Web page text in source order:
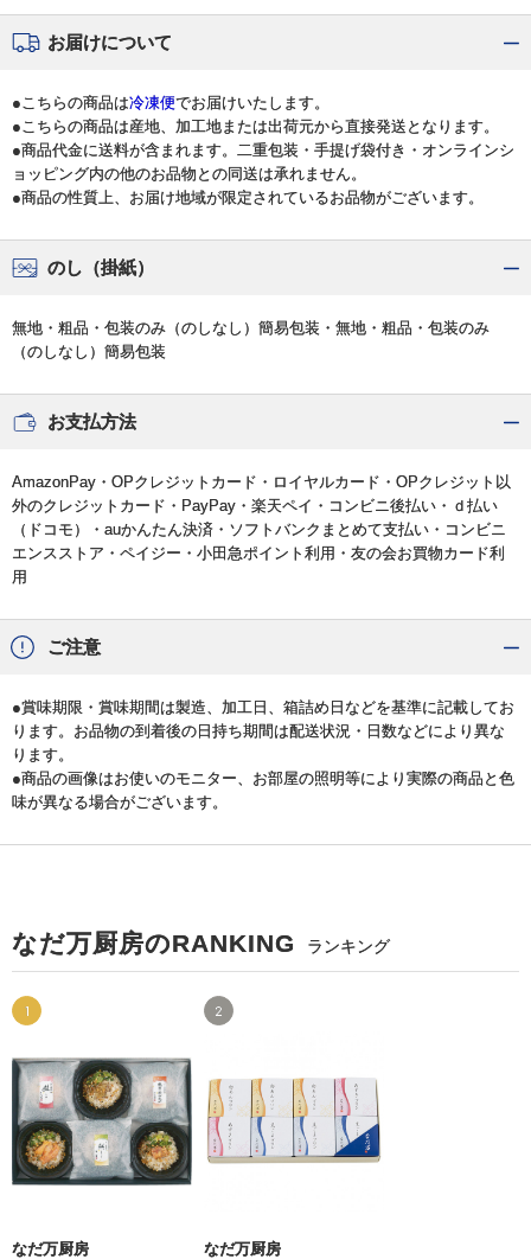
お届けについて
●こちらの商品は冷凍便でお届けいたします。
●こちらの商品は産地、加工地または出荷元から直接発送となります。
●商品代金に送料が含まれます。二重包装・手提げ袋付き・オンラインシ
ョッピング内の他のお品物との同送は承れません。
●商品の性質上、お届け地域が限定されているお品物がございます。
のし（掛紙）
無地・粗品・包装のみ（のしなし）簡易包装・無地・粗品・包装のみ
（のしなし）簡易包装
お支払方法
AmazonPay・OPクレジットカード・ロイヤルカード・OPクレジット以
外のクレジットカード・PayPay・楽天ペイ・コンビニ後払い・ｄ払い
（ドコモ）・auかんたん決済・ソフトバンクまとめて支払い・コンビニ
エンスストア・ペイジー・小田急ポイント利用・友の会お買物カード利
用
ご注意
●賞味期限・賞味期間は製造、加工日、箱詰め日などを基準に記載してお
ります。お品物の到着後の日持ち期間は配送状況・日数などにより異な
ります。
●商品の画像はお使いのモニター、お部屋の照明等により実際の商品と色
味が異なる場合がございます。
なだ万厨房のRANKING ランキング
1
なだ万厨房
2
なだ万厨房